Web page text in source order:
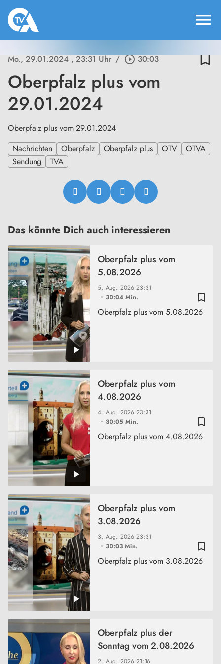
menu
Mo., 29.01.2024, 23:31 Uhr / play_circle_outline30:03 bookmark_border
Oberpfalz plus vom
29.01.2024
Oberpfalz plus vom 29.01.2024
Nachrichten
Oberpfalz Oberpfalz plus OTV
OTVA
Sendung
TVA
Das könnte Dich auch interessieren
bookmark_border
5. Aug. 202623:31
30:04 Min.
Oberpfalz plus vom
5.08.2026
Oberpfalz plus vom 5.08.2026
bookmark_border
4. Aug. 202623:31
30:05 Min.
Oberpfalz plus vom
4.08.2026
Oberpfalz plus vom 4.08.2026
bookmark_border
3. Aug. 202623:31
30:03 Min.
Oberpfalz plus vom
3.08.2026
Oberpfalz plus vom 3.08.2026
2. Aug. 202621:16
Oberpfalz plus der
Sonntag vom 2.08.2026